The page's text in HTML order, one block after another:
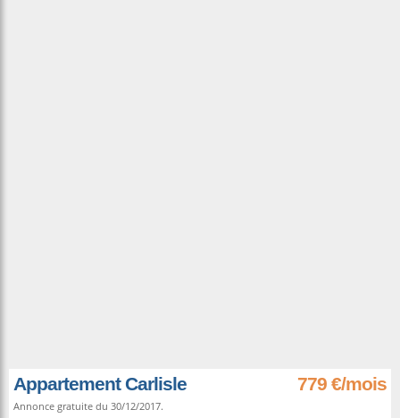
Appartement Carlisle 779 €/mois
Annonce gratuite du 30/12/2017.